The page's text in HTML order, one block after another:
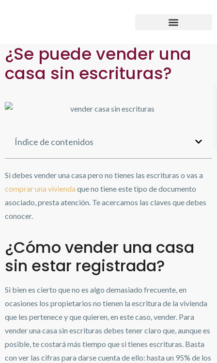
¿Se puede vender una
casa sin escrituras?
Índice de contenidos
Si debes vender una casa pero no tienes las escrituras o vas a
comprar una vivienda que no tiene este tipo de documento
asociado, presta atención. Te acercamos las claves que debes
conocer.
¿Cómo vender una casa
sin estar registrada?
Si bien es cierto que no es algo demasiado frecuente, en
ocasiones los propietarios no tienen la escritura de la vivienda
que les pertenece y que quieren, en este caso, vender. Para
vender una casa sin escrituras debes tener claro que, aunque es
posible, te costará más tiempo que si tienes escrituras. Basta
con ver las cifras para darse cuenta de ello: hasta un 95% de los